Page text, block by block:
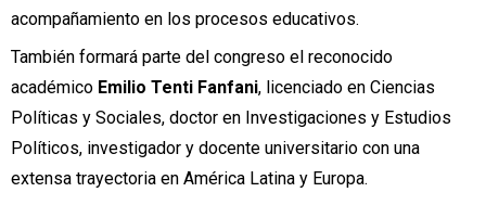
acompañamiento en los procesos educativos.
También formará parte del congreso el reconocido
académico Emilio Tenti Fanfani, licenciado en Ciencias
Políticas y Sociales, doctor en Investigaciones y Estudios
Políticos, investigador y docente universitario con una
extensa trayectoria en América Latina y Europa.